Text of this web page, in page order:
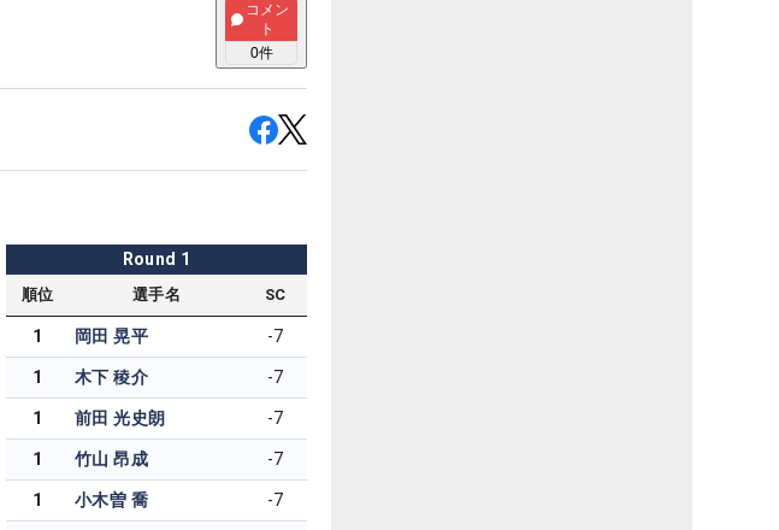
コメン
ト
0件
Round 1
順位 選手名 SC
1 岡田 晃平 -7
1 木下 稜介 -7
1 前田 光史朗 -7
1 竹山 昂成 -7
1 小木曽 喬 -7